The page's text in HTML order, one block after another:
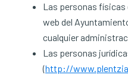
Las personas físicas
web del
cualquier
Las personas
(http://